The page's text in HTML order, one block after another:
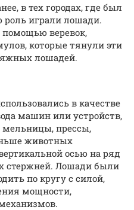
в тех городах, где был
роль играли лошади.
веревок,
которые тянули эти
лошадей.
в качестве
машин или устройств,
мельницы, прессы,
животных
осью на ряд
стержней. Лошади были
по кругу с силой,
мощности,